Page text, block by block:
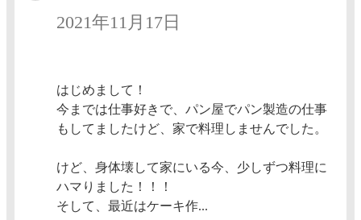
2021年11月17日
はじめまして！
今までは仕事好きで、パン屋でパン製造の仕事
もしてましたけど、家で料理しませんでした。
けど、身体壊して家にいる今、少しずつ料理に
ハマりました！！！
そして、最近はケーキ作...